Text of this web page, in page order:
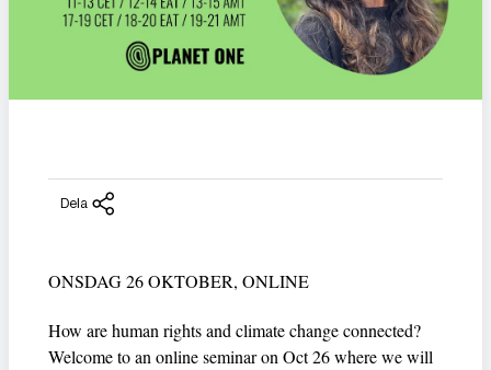
Dela
ONSDAG 26 OKTOBER, ONLINE
How are human rights and climate change connected?
Welcome to an online seminar on Oct 26 where we will